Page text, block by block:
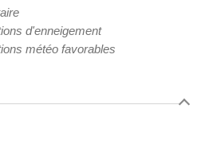
d'enneigement
météo favorables